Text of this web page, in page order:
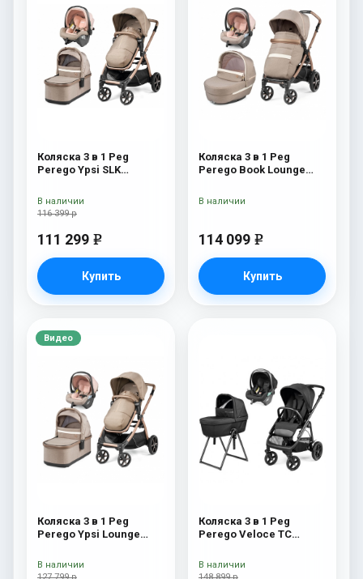
Коляска 3 в 1 Peg
Perego Ypsi SLK
116 399 р
111 299 e
Купить
В наличии
Коляска 3 в 1 Peg
Perego Book Lounge
114 099 e
Купить
В наличии
Видео
Коляска 3 в 1 Peg
Perego Ypsi Lounge
В наличии
Коляска 3 в 1 Peg
Perego Veloce TC
Black New
В наличии